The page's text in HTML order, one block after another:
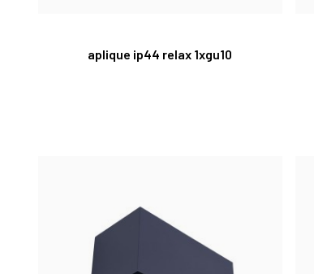
aplique ip44 relax 1xgu10